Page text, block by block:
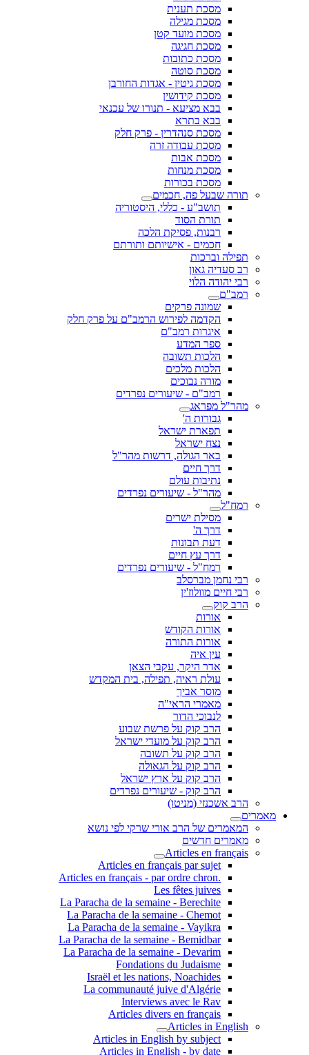
מסכת תענית
מסכת מגילה
מסכת מועד קטן
מסכת חגיגה
מסכת כתובות
מסכת סוטה
מסכת גיטין - אגדות החורבן
מסכת קידושין
בבא מציעא - תנורו של עכנאי
בבא בתרא
מסכת סנהדרין - פרק חלק
מסכת עבודה זרה
מסכת אבות
מסכת מנחות
מסכת בכורות
תורה שבעל פה, חכמים
תושב"ע - כללי, היסטוריה
תורת הסוד
רבנות, פסיקת הלכה
חכמים - אישיותם ותורתם
תפילה וברכות
רב סעדיה גאון
רבי יהודה הלוי
רמב"ם
שמונה פרקים
הקדמה לפירוש הרמב"ם על פרק חלק
איגרות רמב"ם
ספר המדע
הלכות תשובה
הלכות מלכים
מורה נבוכים
רמב"ם - שיעורים נפרדים
מהר"ל מפראג
גבורות ה'
תפארת ישראל
נצח ישראל
באר הגולה, דרשות מהר"ל
דרך חיים
נתיבות עולם
מהר"ל - שיעורים נפרדים
רמח"ל
מסילת ישרים
דרך ה'
דעת תבונות
דרך עץ חיים
רמח"ל - שיעורים נפרדים
רבי נחמן מברסלב
רבי חיים מוולוז'ין
הרב קוק
אורות
אורות הקודש
אורות התורה
עין איה
אדר היקר, עקבי הצאן
עולת ראיה, תפילה, בית המקדש
מוסר אביך
מאמרי הראי"ה
לנבוכי הדור
הרב קוק על פרשת שבוע
הרב קוק על מועדי ישראל
הרב קוק על תשובה
הרב קוק על הגאולה
הרב קוק על ארץ ישראל
הרב קוק - שיעורים נפרדים
הרב אשכנזי (מניטו)
מאמרים
המאמרים של הרב אורי שרקי לפי נושא
מאמרים חדשים
Articles en français
Articles en français par sujet
.Articles en français - par ordre chron
Les fêtes juives
La Paracha de la semaine - Berechite
La Paracha de la semaine - Chemot
La Paracha de la semaine - Vayikra
La Paracha de la semaine - Bemidbar
La Paracha de la semaine - Devarim
Fondations du Judaisme
Israël et les nations, Noachides
La communauté juive d'Algérie
Interviews avec le Rav
Articles divers en français
Articles in English
Articles in English by subject
Articles in English - by date